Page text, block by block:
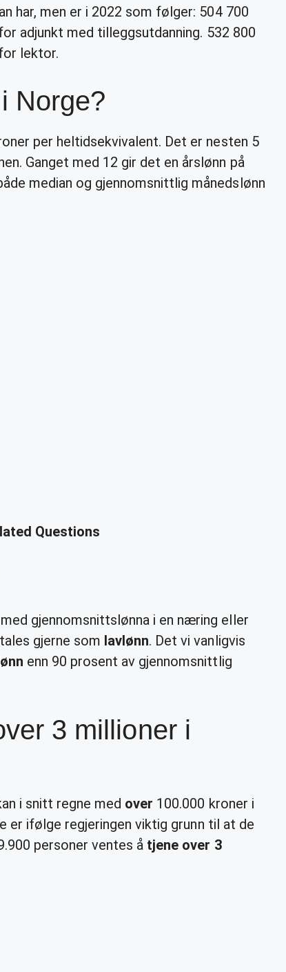
har, men er i 2022 som følger: 504 700
adjunkt med tilleggsutdanning. 532 800
lektor.
Norge?
per heltidsekvivalent. Det er nesten 5
Ganget med 12 gir det en årslønn på
median og gjennomsnittlig månedslønn
Questions
gjennomsnittslønna i en næring eller
gjerne som lavlønn. Det vi vanligvis
enn 90 prosent av gjennomsnittlig
3 millioner i
i snitt regne med over 100.000 kroner i
ifølge regjeringen viktig grunn til at de
personer ventes å tjene over 3